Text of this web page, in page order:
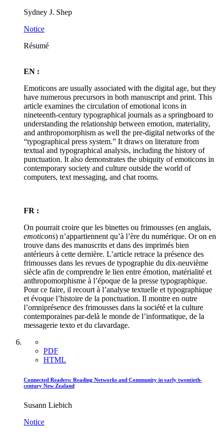
Sydney J. Shep
Notice
Résumé
EN :
Emoticons are usually associated with the digital age, but they
have numerous precursors in both manuscript and print. This
article examines the circulation of emotional icons in
nineteenth-century typographical journals as a springboard to
understanding the relationship between emotion, materiality,
and anthropomorphism as well the pre-digital networks of the
“typographical press system.” It draws on literature from
textual and typographical analysis, including the history of
punctuation. It also demonstrates the ubiquity of emoticons in
contemporary society and culture outside the world of
computers, text messaging, and chat rooms.
FR :
On pourrait croire que les binettes ou frimousses (en anglais,
emoticons) n’appartiennent qu’à l’ère du numérique. Or on en
trouve dans des manuscrits et dans des imprimés bien
antérieurs à cette dernière. L’article retrace la présence des
frimousses dans les revues de typographie du dix-neuvième
siècle afin de comprendre le lien entre émotion, matérialité et
anthropomorphisme à l’époque de la presse typographique.
Pour ce faire, il recourt à l’analyse textuelle et typographique
et évoque l’histoire de la ponctuation. Il montre en outre
l’omniprésence des frimousses dans la société et la culture
contemporaines par-delà le monde de l’informatique, de la
messagerie texto et du clavardage.
PDF
HTML
Connected Readers: Reading Networks and Community in early twentieth-
century New Zealand
Susann Liebich
Notice